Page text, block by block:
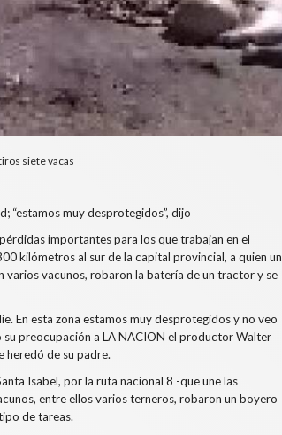
siete vacas
“estamos muy desprotegidos”, dijo
importantes para los que trabajan en el
kilómetros al sur de la capital provincial, a quien un
vacunos, robaron la batería de un tractor y se
En esta zona estamos muy desprotegidos y no veo
su preocupación a LA NACION el productor Walter
heredó de su padre.
Isabel, por la ruta nacional 8 -que une las
entre ellos varios terneros, robaron un boyero
de tareas.